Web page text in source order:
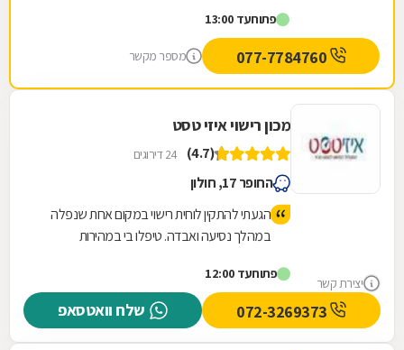
פתוחעד 13:00
מספר מקשר
יצירת קשר
מכון רישוי איזי טסט
(4.7) 24 דירוגים
החופר 17, חולון
הגעתי להתקין לוחית רישוי במקום אחת שנפלה
במהלך נסיעה ואבדה. טיפלו בי במהירות
המקום מטופח ונקי.
פתוחעד 12:00
שלח וואטסאפ